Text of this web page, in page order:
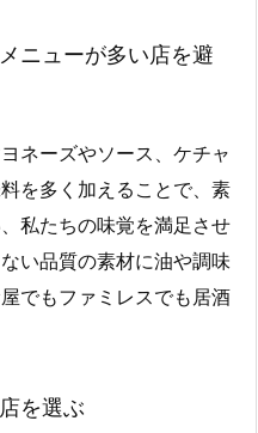
ニューが多い店を避
ネーズやソース、ケチャ
を多く加えることで、素
私たちの味覚を満足させ
い品質の素材に油や調味
でもファミレスでも居酒
を選ぶ